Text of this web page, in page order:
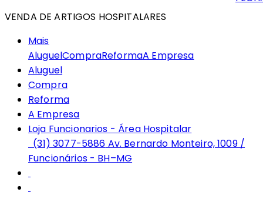
VENDA DE ARTIGOS HOSPITALARES
Mais
AluguelCompraReformaA Empresa
Aluguel
Compra
Reforma
A Empresa
Loja Funcionarios - Área Hospitalar
(31) 3077-5886 Av. Bernardo Monteiro, 1009 /
Funcionários - BH–MG